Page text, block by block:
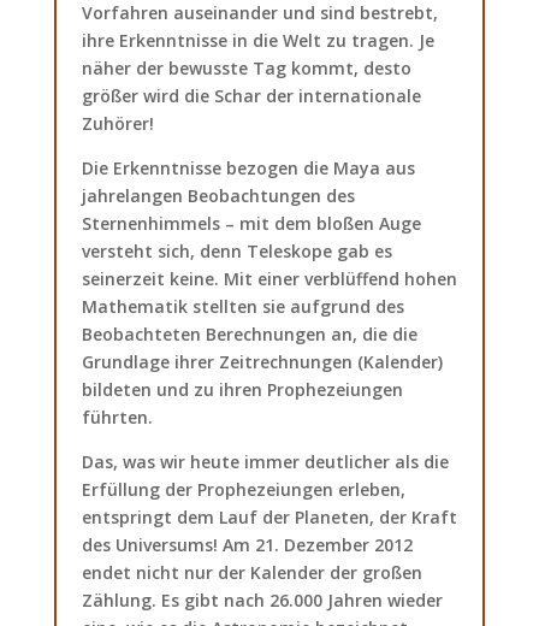
Vorfahren auseinander und sind bestrebt,
ihre Erkenntnisse in die Welt zu tragen. Je
näher der bewusste Tag kommt, desto
größer wird die Schar der internationale
Zuhörer!
Die Erkenntnisse bezogen die Maya aus
jahrelangen Beobachtungen des
Sternenhimmels – mit dem bloßen Auge
versteht sich, denn Teleskope gab es
seinerzeit keine. Mit einer verblüffend hohen
Mathematik stellten sie aufgrund des
Beobachteten Berechnungen an, die die
Grundlage ihrer Zeitrechnungen (Kalender)
bildeten und zu ihren Prophezeiungen
führten.
Das, was wir heute immer deutlicher als die
Erfüllung der Prophezeiungen erleben,
entspringt dem Lauf der Planeten, der Kraft
des Universums! Am 21. Dezember 2012
endet nicht nur der Kalender der großen
Zählung. Es gibt nach 26.000 Jahren wieder